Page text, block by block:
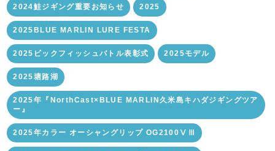
2024鮭ジギング重要お知らせ 2025
2025BLUE MARLIN LURE FESTA
2025ビックフィッシュバトル表彰式 2025モデル
2025塘路湖
2025年『NorthCast×BLUE MARLIN久米島キハダジギングツア
ー』
2025年カラー オーシャングリップ OG2100ⅤⅢ